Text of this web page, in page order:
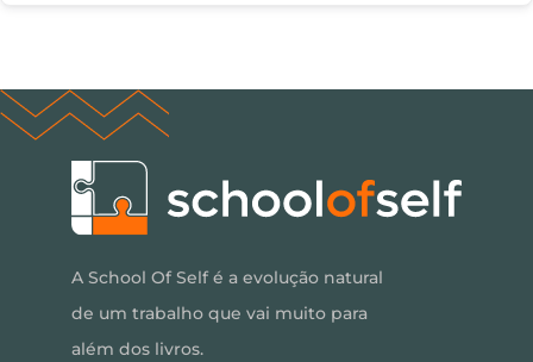
A School Of Self é a evolução natural
de um trabalho que vai muito para
além dos livros.